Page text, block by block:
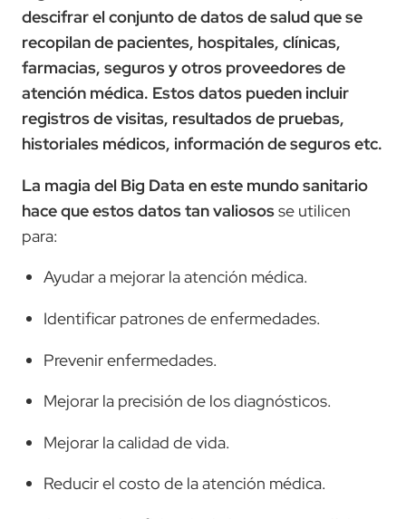
descifrar el conjunto de datos de salud que se
recopilan de pacientes, hospitales, clínicas,
farmacias, seguros y otros proveedores de
atención médica. Estos datos pueden incluir
registros de visitas, resultados de pruebas,
historiales médicos, información de seguros etc.
La magia del Big Data en este mundo sanitario
hace que estos datos tan valiososse utilicen
para:
Ayudar a mejorar la atención médica.
Identificar patrones de enfermedades.
Prevenir enfermedades.
Mejorar la precisión de los diagnósticos.
Mejorar la calidad de vida.
Reducir el costo de la atención médica.